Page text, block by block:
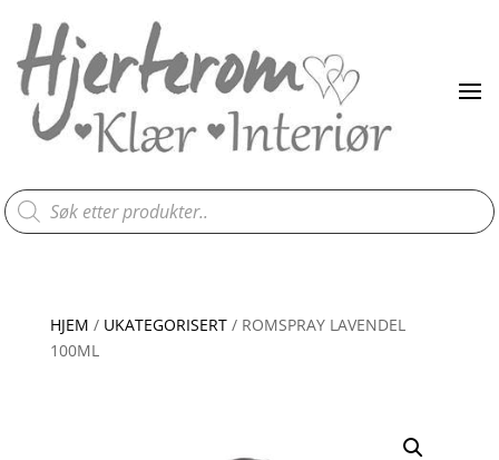
Products
search
HJEM / UKATEGORISERT/ ROMSPRAY LAVENDEL
100ML